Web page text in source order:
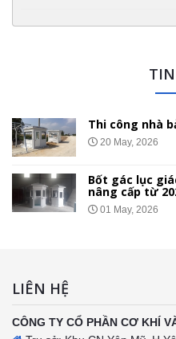
Thi công nhà
20 May, 2026
Bốt gác lục
nâng cấp từ
01 May, 2026
LIÊN HỆ
CÔNG TY CỔ PHẦN CƠ KHÍ